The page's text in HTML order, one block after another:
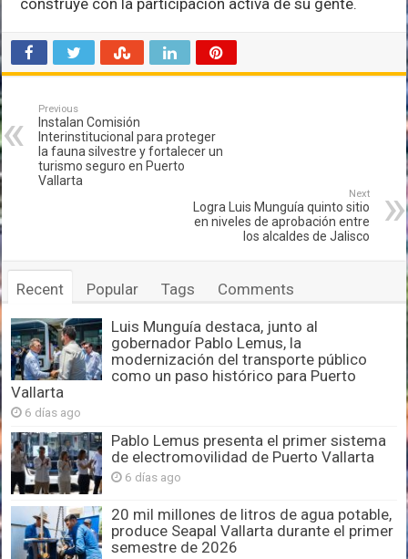
construye con la participación activa de su gente.
Previous
Instalan Comisión
Interinstitucional para proteger
la fauna silvestre y fortalecer un
turismo seguro en Puerto
Vallarta
Next
Logra Luis Munguía quinto sitio
en niveles de aprobación entre
los alcaldes de Jalisco
Recent Popular Tags Comments
Luis Munguía destaca, junto al
gobernador Pablo Lemus, la
modernización del transporte público
como un paso histórico para Puerto
Vallarta
6 días ago
Pablo Lemus presenta el primer sistema
de electromovilidad de Puerto Vallarta
6 días ago
20 mil millones de litros de agua potable,
produce Seapal Vallarta durante el primer
semestre de 2026